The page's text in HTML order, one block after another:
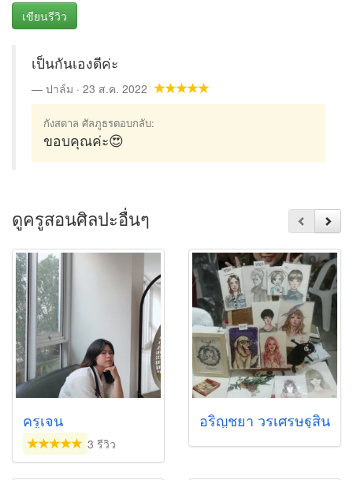
เขียนรีวิว
เป็นกันเองดีค่ะ
ปาล์ม · 23 ส.ค. 2022
กังสดาล ศัลภูธรตอบกลับ:
ขอบคุณค่ะ😍
ดูครูสอนศิลปะอื่นๆ
ครูเจน
3 รีวิว
อริญชยา วรเศรษฐสิน